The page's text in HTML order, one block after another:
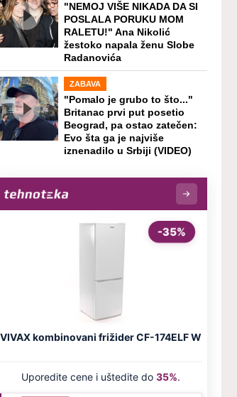
"NEMOJ VIŠE NIKADA DA SI
POSLALA PORUKU MOM
RALETU!" Ana Nikolić
žestoko napala ženu Slobe
Radanovića
ZABAVA
"Pomalo je grubo to što..."
Britanac prvi put posetio
Beograd, pa ostao zatečen:
Evo šta ga je najviše
iznenadilo u Srbiji (VIDEO)